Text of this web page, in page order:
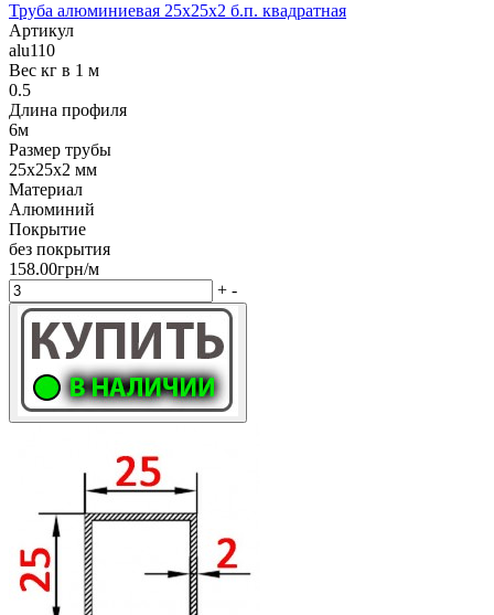
Труба алюминиевая 25х25х2 б.п. квадратная
Артикул
alu110
Вес кг в 1 м
0.5
Длина профиля
6м
Размер трубы
25х25х2 мм
Материал
Алюминий
Покрытие
без покрытия
158.00грн/м
+ -